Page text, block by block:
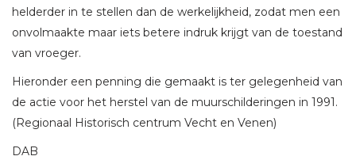
helderder in te stellen dan de werkelijkheid, zodat men een
onvolmaakte maar iets betere indruk krijgt van de toestand
van vroeger.
Hieronder een penning die gemaakt is ter gelegenheid van
de actie voor het herstel van de muurschilderingen in 1991.
(Regionaal Historisch centrum Vecht en Venen)
DAB